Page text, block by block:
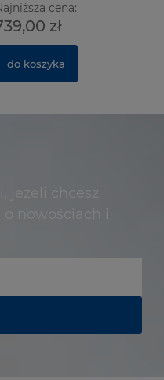
cena:
zł
do koszyka
jeżeli chcesz
nowościach i